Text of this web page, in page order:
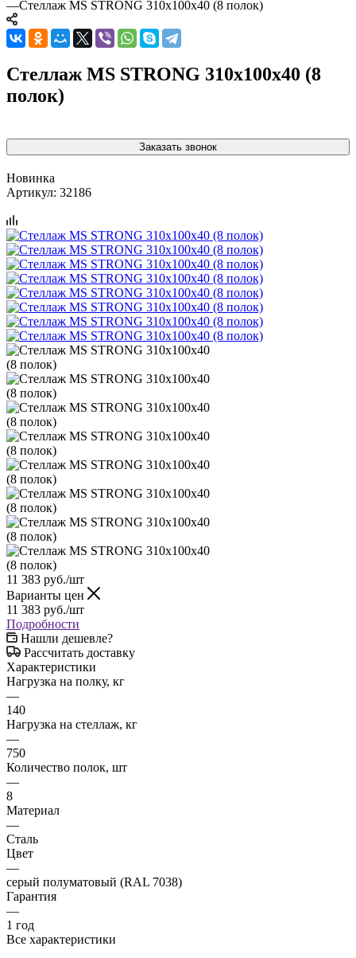
—Стеллаж MS STRONG 310x100x40 (8 полок)
Стеллаж MS STRONG 310x100x40 (8
полок)
Заказать звонок
Новинка
Артикул: 32186
11 383 руб./шт
Варианты цен
11 383 руб./шт
Подробности
Нашли дешевле?
Рассчитать доставку
Характеристики
Нагрузка на полку, кг
—
140
Нагрузка на стеллаж, кг
—
750
Количество полок, шт
—
8
Материал
—
Сталь
Цвет
—
серый полуматовый (RAL 7038)
Гарантия
—
1 год
Все характеристики